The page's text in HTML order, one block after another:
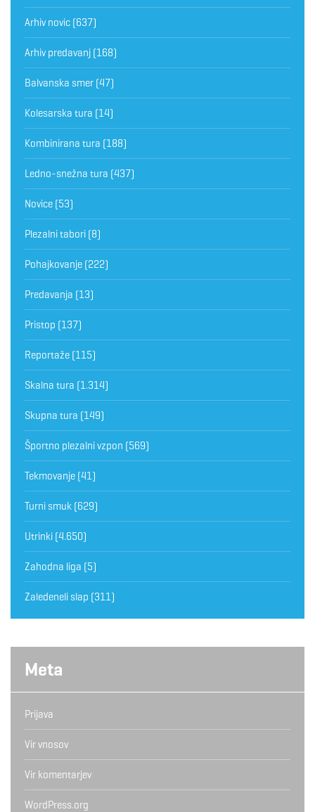
Arhiv novic (637)
Arhiv predavanj (168)
Balvanska smer (47)
Kolesarska tura (14)
Kombinirana tura (188)
Ledno-snežna tura (437)
Novice (53)
Plezalni tabori (8)
Pohajkovanje (222)
Predavanja (13)
Pristop (137)
Reportaže (115)
Skalna tura (1.314)
Skupna tura (149)
Športno plezalni vzpon (569)
Tekmovanje (41)
Turni smuk (629)
Utrinki (4.650)
Zahodna liga (5)
Zaledeneli slap (311)
Meta
Prijava
Vir vnosov
Vir komentarjev
WordPress.org